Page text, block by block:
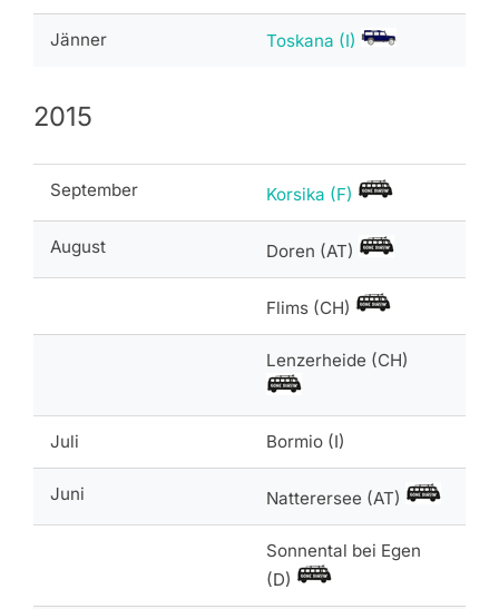
Jänner Toskana (I)
2015
September Korsika (F)
August Doren (AT)
Flims (CH)
Lenzerheide (CH)
Juli Bormio (I)
Juni Natterersee (AT)
Sonnental bei Egen
(D)